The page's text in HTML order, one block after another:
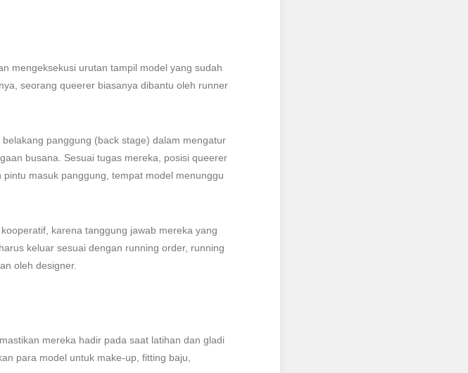
mengeksekusi urutan tampil model yang sudah
seorang queerer biasanya dibantu oleh runner
panggung (back stage) dalam mengatur
busana. Sesuai tugas mereka, posisi queerer
masuk panggung, tempat model menunggu
karena tanggung jawab mereka yang
keluar sesuai dengan running order, running
oleh designer.
mereka hadir pada saat latihan dan gladi
para model untuk make-up, fitting baju,